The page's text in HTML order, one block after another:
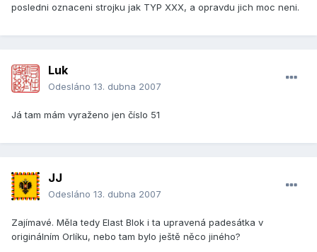
posledni oznaceni strojku jak TYP XXX, a opravdu jich moc neni.
Luk
Odesláno 13. dubna 2007
Já tam mám vyraženo jen číslo 51
JJ
Odesláno 13. dubna 2007
Zajímavé. Měla tedy Elast Blok i ta upravená padesátka v
originálním Orlíku, nebo tam bylo ještě něco jiného?